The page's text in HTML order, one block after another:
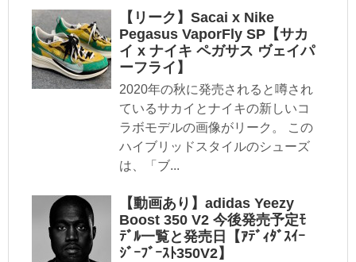
【リーク】Sacai x Nike
Pegasus VaporFly SP【サカ
イ x ナイキ ペガサス ヴェイパ
ーフライ】
2020年の秋に発売されると噂され
ているサカイとナイキの新しいコ
ラボモデルの画像がリーク。 この
ハイブリッドスタイルのシューズ
は、「ブ...
【動画あり】adidas Yeezy
Boost 350 V2 今後発売予定ﾓ
ﾃﾞﾙ一覧と発売日【ｱﾃﾞｨﾀﾞｽｲｰ
ｼﾞｰﾌﾞｰｽﾄ350V2】